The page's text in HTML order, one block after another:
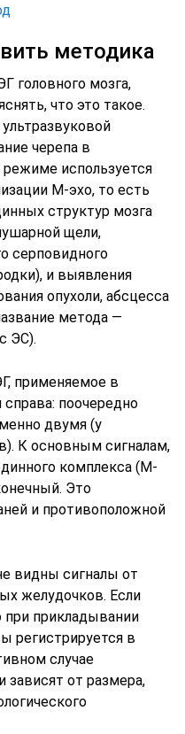
методика
головного мозга,
что это такое.
черепа в
используется
М-эхо, то есть
структур мозга
щели,
серповидного
и выявления
опухоли, абсцесса
метода —
ЭС).
применяемое в
справа: поочередно
двумя (у
К основным сигналам,
комплекса (М-
Это
и противоположной
видны сигналы от
желудочков. Если
при прикладывании
регистрируется в
случае
зависят от размера,